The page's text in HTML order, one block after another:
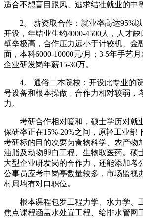
适合不想盲目跟风、逃求结壮就业的中
2。 薪资取合作：就业率高达95%以
开设，年结业生约4000-4500人，人才
壁垒极高，合作压力远小于计较机、金
面，本科6000-10000元/月；3-5年手艺
企业研发岗年薪15-30万。
4。 通俗二本院校：开设此专业的
号设备和根本操做，合作力相对较弱，
力。
考研合作相对暖和，硕士学历对就
保研率正在15%-20%之间，原轻工业部
考研标的目的次要为食物科学、农产物
油脂及动物卵白工程、生物取医药。硕
大型企业研发岗的合作力，还能添加
公事员应考中岗亭数量较多，市场监视
村局均有对口职位。
根本课程包罗工程力学、水力学、工
焦点课程涵盖水处置工程、给排水管网